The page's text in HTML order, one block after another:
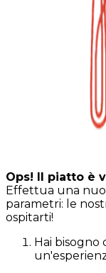
Ops! Il piatto è
Effettua una
parametri: le
ospitarti!
Hai bisogno